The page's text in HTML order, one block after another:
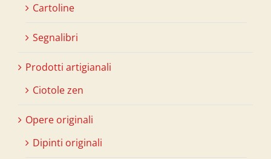
Cartoline
Segnalibri
Prodotti artigianali
Ciotole zen
Opere originali
Dipinti originali